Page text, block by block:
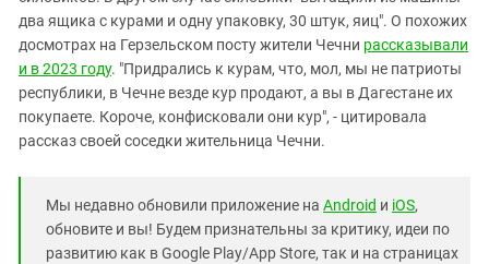
два ящика с курами и одну упаковку, 30 штук, яиц". О похожих
досмотрах на Герзельском посту жители Чечни рассказывали
и в 2023 году. "Придрались к курам, что, мол, мы не патриоты
республики, в Чечне везде кур продают, а вы в Дагестане их
покупаете. Короче, конфисковали они кур", - цитировала
рассказ своей соседки жительница Чечни.
Мы недавно обновили приложение на Android и iOS,
обновите и вы! Будем признательны за критику, идеи по
развитию как в Google Play/App Store, так и на страницах